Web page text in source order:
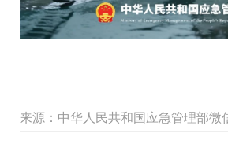
来源：中华人民共和国应急管理部微